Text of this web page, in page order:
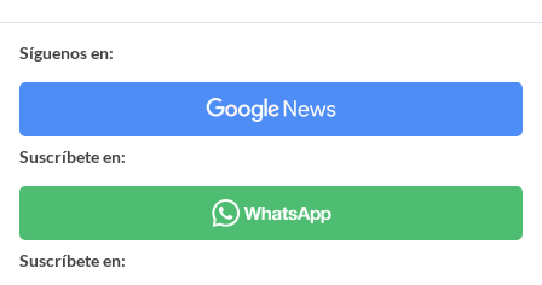
Síguenos en:
Suscríbete en:
Suscríbete en: